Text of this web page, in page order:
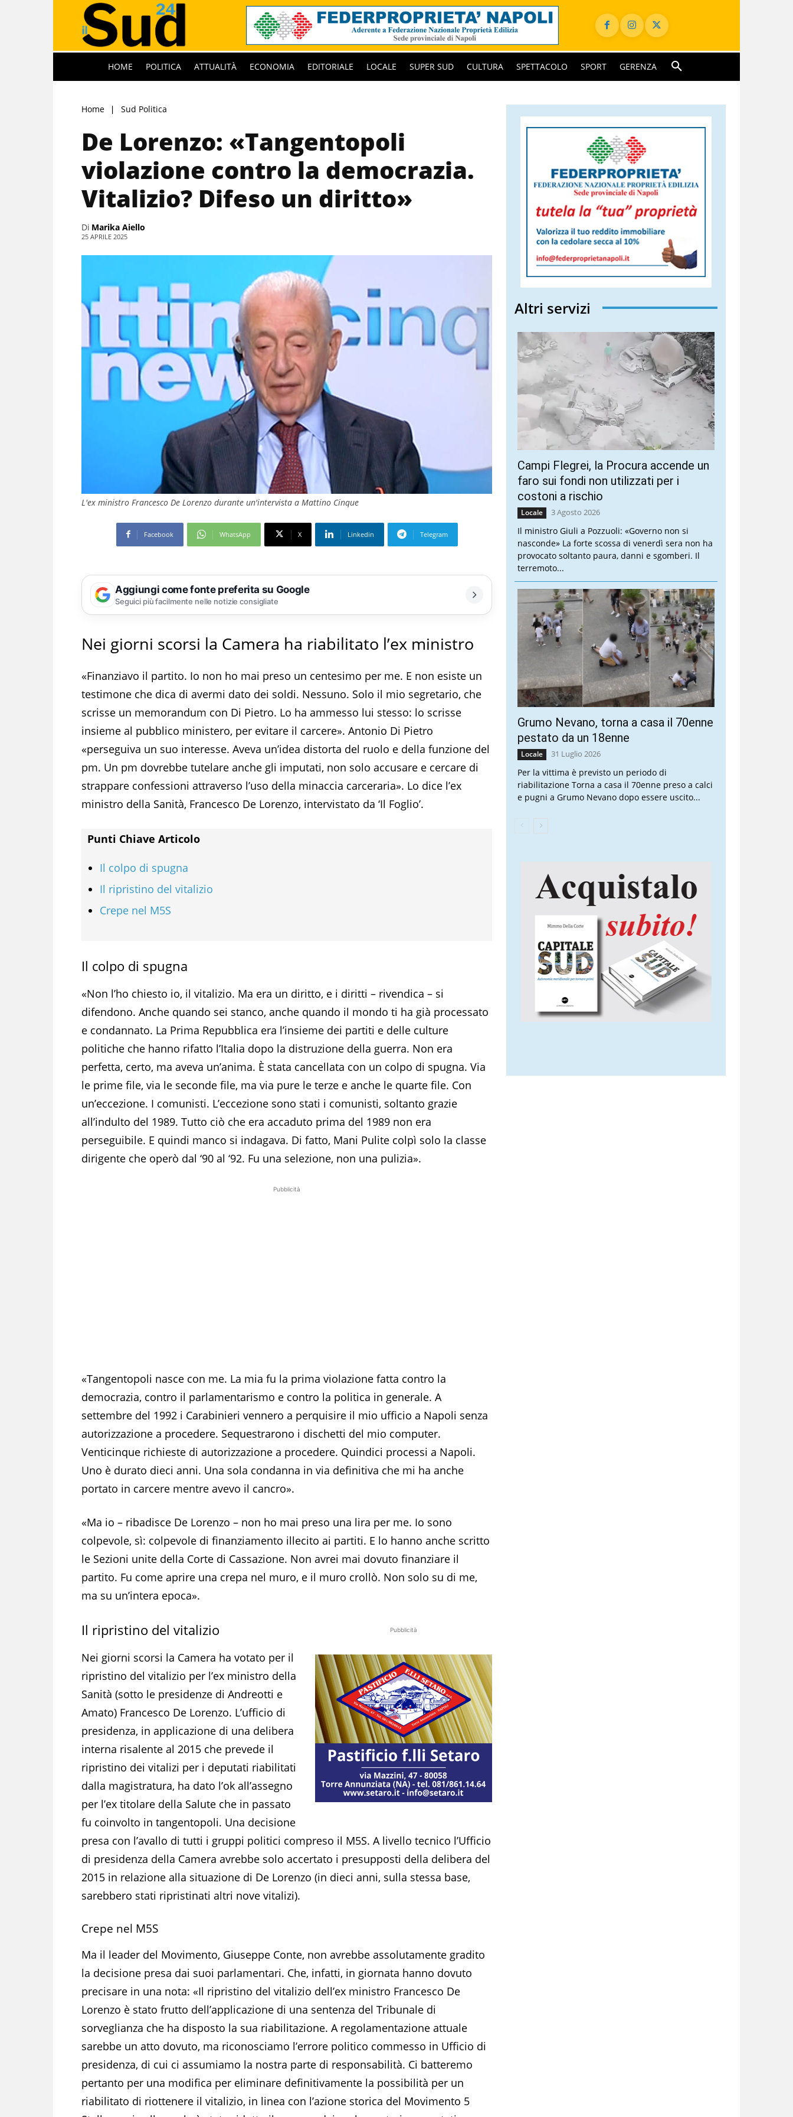
HOME POLITICA ATTUALITÀ ECONOMIA EDITORIALE LOCALE SUPER SUD CULTURA SPETTACOLO SPORT GERENZA
Home Sud Politica
De Lorenzo: «Tangentopoli
violazione contro la democrazia.
Vitalizio? Difeso un diritto»
Di Marika Aiello
25 APRILE 2025
L'ex ministro Francesco De Lorenzo durante un'intervista a Mattino Cinque
Facebook WhatsApp X Linkedin Telegram
Aggiungi come fonte preferita su Google
Seguici più facilmente nelle notizie consigliate
Nei giorni scorsi la Camera ha riabilitato l’ex ministro
«Finanziavo il partito. Io non ho mai preso un centesimo per me. E non esiste un
testimone che dica di avermi dato dei soldi. Nessuno. Solo il mio segretario, che
scrisse un memorandum con Di Pietro. Lo ha ammesso lui stesso: lo scrisse
insieme al pubblico ministero, per evitare il carcere». Antonio Di Pietro
«perseguiva un suo interesse. Aveva un’idea distorta del ruolo e della funzione del
pm. Un pm dovrebbe tutelare anche gli imputati, non solo accusare e cercare di
strappare confessioni attraverso l’uso della minaccia carceraria». Lo dice l’ex
ministro della Sanità, Francesco De Lorenzo, intervistato da ‘Il Foglio’.
Punti Chiave Articolo
Il colpo di spugna
Il ripristino del vitalizio
Crepe nel M5S
Il colpo di spugna
«Non l’ho chiesto io, il vitalizio. Ma era un diritto, e i diritti – rivendica – si
difendono. Anche quando sei stanco, anche quando il mondo ti ha già processato
e condannato. La Prima Repubblica era l’insieme dei partiti e delle culture
politiche che hanno rifatto l’Italia dopo la distruzione della guerra. Non era
perfetta, certo, ma aveva un’anima. È stata cancellata con un colpo di spugna. Via
le prime file, via le seconde file, ma via pure le terze e anche le quarte file. Con
un’eccezione. I comunisti. L’eccezione sono stati i comunisti, soltanto grazie
all’indulto del 1989. Tutto ciò che era accaduto prima del 1989 non era
perseguibile. E quindi manco si indagava. Di fatto, Mani Pulite colpì solo la classe
dirigente che operò dal ‘90 al ‘92. Fu una selezione, non una pulizia».
Pubblicità
«Tangentopoli nasce con me. La mia fu la prima violazione fatta contro la
democrazia, contro il parlamentarismo e contro la politica in generale. A
settembre del 1992 i Carabinieri vennero a perquisire il mio ufficio a Napoli senza
autorizzazione a procedere. Sequestrarono i dischetti del mio computer.
Venticinque richieste di autorizzazione a procedere. Quindici processi a Napoli.
Uno è durato dieci anni. Una sola condanna in via definitiva che mi ha anche
portato in carcere mentre avevo il cancro».
«Ma io – ribadisce De Lorenzo – non ho mai preso una lira per me. Io sono
colpevole, sì: colpevole di finanziamento illecito ai partiti. E lo hanno anche scritto
le Sezioni unite della Corte di Cassazione. Non avrei mai dovuto finanziare il
partito. Fu come aprire una crepa nel muro, e il muro crollò. Non solo su di me,
ma su un’intera epoca».
Pubblicità
Il ripristino del vitalizio
Nei giorni scorsi la Camera ha votato per il
ripristino del vitalizio per l’ex ministro della
Sanità (sotto le presidenze di Andreotti e
Amato) Francesco De Lorenzo. L’ufficio di
presidenza, in applicazione di una delibera
interna risalente al 2015 che prevede il
ripristino dei vitalizi per i deputati riabilitati
dalla magistratura, ha dato l’ok all’assegno
per l’ex titolare della Salute che in passato
fu coinvolto in tangentopoli. Una decisione
presa con l’avallo di tutti i gruppi politici compreso il M5S. A livello tecnico l’Ufficio
di presidenza della Camera avrebbe solo accertato i presupposti della delibera del
2015 in relazione alla situazione di De Lorenzo (in dieci anni, sulla stessa base,
sarebbero stati ripristinati altri nove vitalizi).
Crepe nel M5S
Ma il leader del Movimento, Giuseppe Conte, non avrebbe assolutamente gradito
la decisione presa dai suoi parlamentari. Che, infatti, in giornata hanno dovuto
precisare in una nota: «Il ripristino del vitalizio dell’ex ministro Francesco De
Lorenzo è stato frutto dell’applicazione di una sentenza del Tribunale di
sorveglianza che ha disposto la sua riabilitazione. A regolamentazione attuale
sarebbe un atto dovuto, ma riconosciamo l’errore politico commesso in Ufficio di
presidenza, di cui ci assumiamo la nostra parte di responsabilità. Ci batteremo
pertanto per una modifica per eliminare definitivamente la possibilità per un
riabilitato di riottenere il vitalizio, in linea con l’azione storica del Movimento 5
Altri servizi
Campi Flegrei, la Procura accende un
faro sui fondi non utilizzati per i
costoni a rischio
Locale 3 Agosto 2026
Il ministro Giuli a Pozzuoli: «Governo non si
nasconde» La forte scossa di venerdì sera non ha
provocato soltanto paura, danni e sgomberi. Il
terremoto...
Grumo Nevano, torna a casa il 70enne
pestato da un 18enne
Locale 31 Luglio 2026
Per la vittima è previsto un periodo di
riabilitazione Torna a casa il 70enne preso a calci
e pugni a Grumo Nevano dopo essere uscito...